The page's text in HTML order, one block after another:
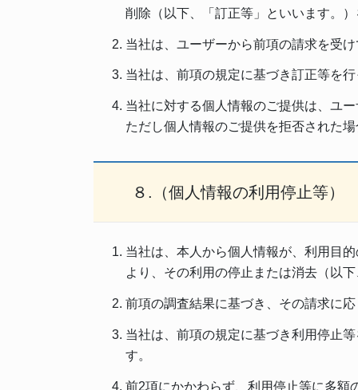
削除（以下、「訂正等」といいます。
当社は、ユーザーから前項の請求を受
当社は、前項の規定に基づき訂正等を
当社に対する個人情報のご提供は、ユ
ただし個人情報のご提供を拒否された
８.（個人情報の利用停止等）
当社は、本人から個人情報が、利用目
より、その利用の停止または消去（以
前項の調査結果に基づき、その請求に
当社は、前項の規定に基づき利用停止
す。
前2項にかかわらず、利用停止等に多額